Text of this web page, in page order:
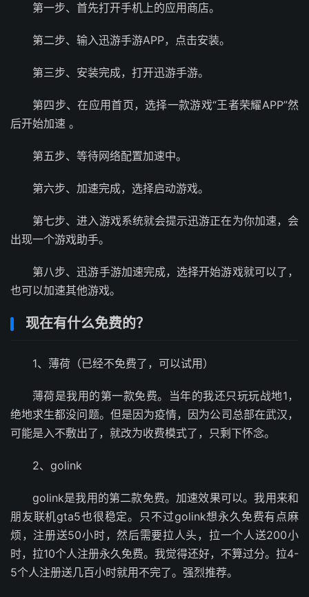
第一步、首先打开手机上的应用商店。
第二步、输入迅游手游APP，点击安装。
第三步、安装完成，打开迅游手游。
第四步、在应用首页，选择一款游戏“王者荣耀APP”然
后开始加速 。
第五步、等待网络配置加速中。
第六步、加速完成，选择启动游戏。
第七步、进入游戏系统就会提示迅游正在为你加速，会
出现一个游戏助手。
第八步、迅游手游加速完成，选择开始游戏就可以了，
也可以加速其他游戏。
现在有什么免费的？
1、薄荷（已经不免费了，可以试用）
薄荷是我用的第一款免费。当年的我还只玩玩战地1，
绝地求生都没问题。但是因为疫情，因为公司总部在武汉，
可能是入不敷出了，就改为收费模式了，只剩下怀念。
2、golink
golink是我用的第二款免费。加速效果可以。我用来和
朋友联机gta5也很稳定。只不过golink想永久免费有点麻
烦，注册送50小时，然后需要拉人头，拉一个人送200小
时，拉10个人注册永久免费。我觉得还好，不算过分。拉4-
5个人注册送几百小时就用不完了。强烈推荐。